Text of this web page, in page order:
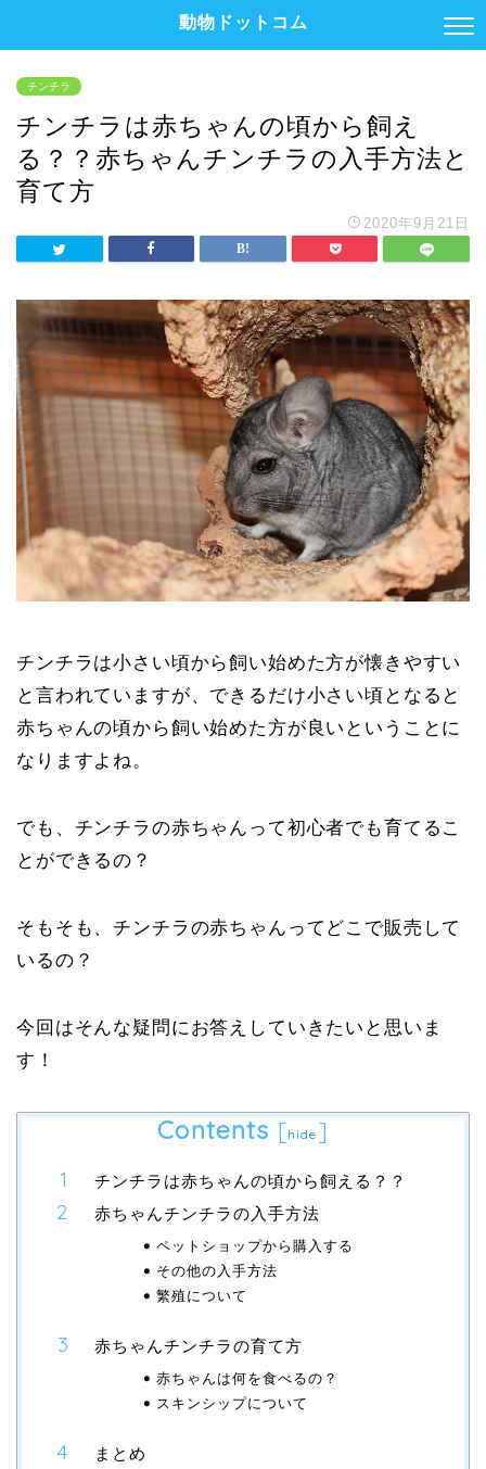
動物ドットコム
チンチラ
チンチラは赤ちゃんの頃から飼え
る？？赤ちゃんチンチラの入手方法と
育て方
2020年9月21日
チンチラは小さい頃から飼い始めた方が懐きやすい
と言われていますが、できるだけ小さい頃となると
赤ちゃんの頃から飼い始めた方が良いということに
なりますよね。
でも、チンチラの赤ちゃんって初心者でも育てるこ
とができるの？
そもそも、チンチラの赤ちゃんってどこで販売して
いるの？
今回はそんな疑問にお答えしていきたいと思いま
す！
Contents [hide ]
チンチラは赤ちゃんの頃から飼える？？
赤ちゃんチンチラの入手方法
ペットショップから購入する
その他の入手方法
繁殖について
赤ちゃんチンチラの育て方
赤ちゃんは何を食べるの？
スキンシップについて
まとめ